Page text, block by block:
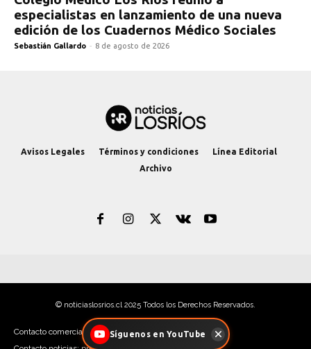
especialistas en lanzamiento de una nueva
edición de los Cuadernos Médico Sociales
Sebastián Gallardo - 8 de agosto de 2026
Avisos Legales Términos y condiciones
Línea Editorial
Archivo
© noticiaslosrios.cl 2025 Todos los Derechos Reservados.
Contacto comercial: contacto@noticiaslosrios.cl
Síguenos en YouTube